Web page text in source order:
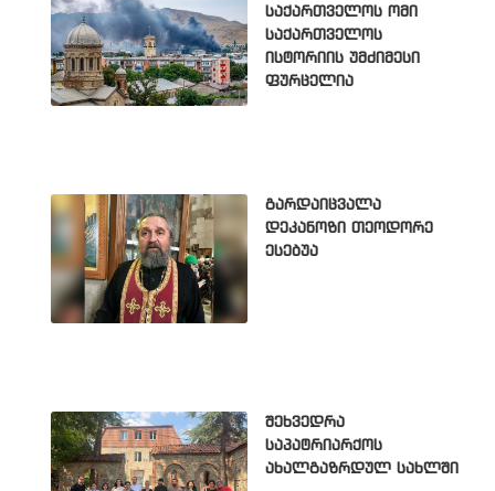
საქართველოს ომი
საქართველოს
ისტორიის უმძიმესი
ფურცელია
გარდაიცვალა
დეკანოზი თეოდორე
ესებუა
შეხვედრა
საპატრიარქოს
ახალგაზრდულ სახლში